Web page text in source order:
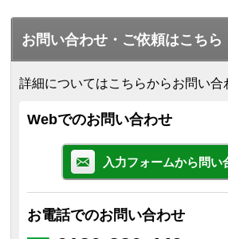
お問い合わせ・ご依頼はこちら
詳細についてはこちらからお問い合
Webでのお問い合わせ
入力フォームから問い
お電話でのお問い合わせ